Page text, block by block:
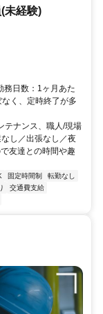
未経験)
務日数：1ヶ月あた
く、定時終了が多
テナンス、職人/現場
し／出張なし／夜
友達との時間や趣
固定時間制
転勤なし
交通費支給